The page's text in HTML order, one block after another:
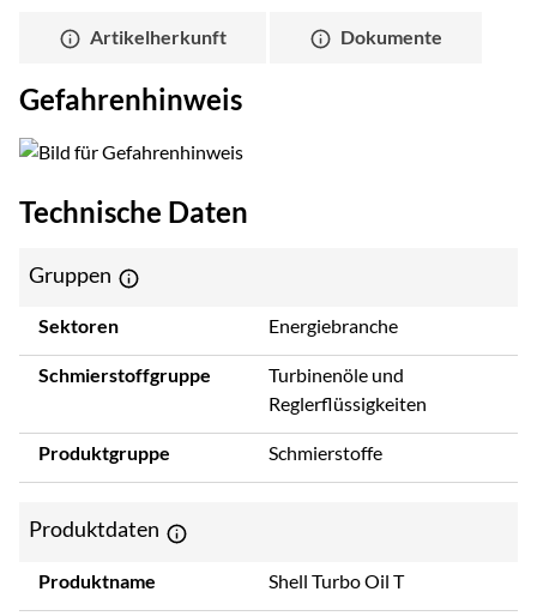
Artikelherkunft Dokumente
Gefahrenhinweis
Technische Daten
Gruppen
Sektoren Energiebranche
Schmierstoffgruppe
Turbinenöle und
Reglerflüssigkeiten
Produktgruppe Schmierstoffe
Produktdaten
Produktname Shell Turbo Oil T